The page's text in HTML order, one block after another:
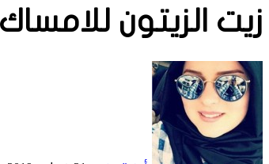
زيت الزيتون